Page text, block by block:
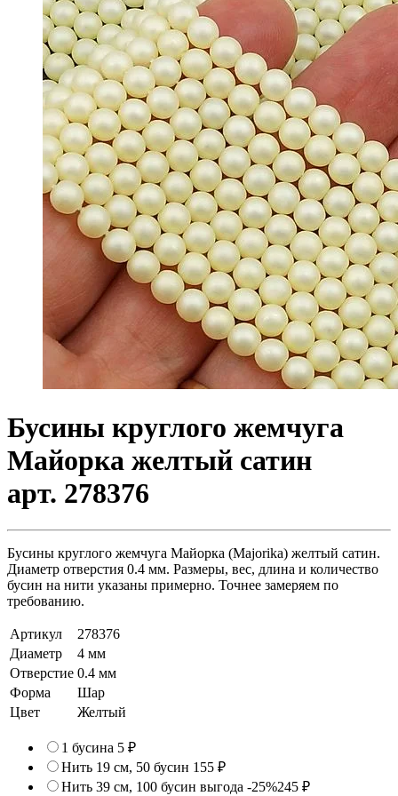
Бусины круглого жемчуга
Майорка желтый сатин
арт. 278376
Бусины круглого жемчуга Майорка (Majorika) желтый сатин.
Диаметр отверстия 0.4 мм. Размеры, вес, длина и количество
бусин на нити указаны примерно. Точнее замеряем по
требованию.
Артикул
278376
Диаметр
4 мм
Отверстие 0.4 мм
Форма
Шар
Цвет
Желтый
1 бусина 5 ₽
Нить 19 см, 50 бусин 155 ₽
Нить 39 см, 100 бусин выгода -25%245 ₽